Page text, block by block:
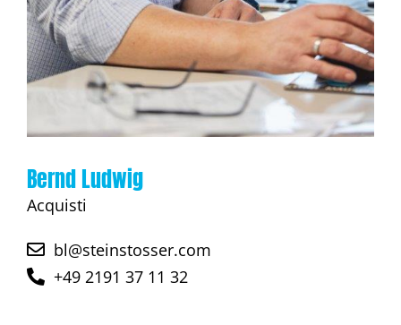
Bernd Ludwig
Acquisti
bl@steinstosser.com
+49 2191 37 11 32